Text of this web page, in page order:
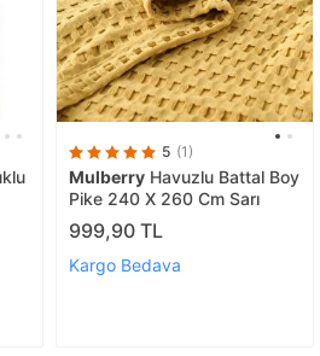
5 (1)
Mulberry Havuzlu Battal Boy
Pike 240 X 260 Cm Sarı
999,90 TL
Kargo Bedava